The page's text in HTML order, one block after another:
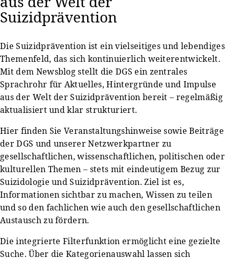
Suizidprävention
Die Suizidprävention ist ein vielseitiges und lebendiges
Themenfeld, das sich kontinuierlich weiterentwickelt.
Mit dem Newsblog stellt die DGS ein zentrales
Sprachrohr für Aktuelles, Hintergründe und Impulse
aus der Welt der Suizidprävention bereit – regelmäßig
aktualisiert und klar strukturiert.
Hier finden Sie Veranstaltungshinweise sowie Beiträge
der DGS und unserer Netzwerkpartner zu
gesellschaftlichen, wissenschaftlichen, politischen oder
kulturellen Themen – stets mit eindeutigem Bezug zur
Suizidologie und Suizidprävention. Ziel ist es,
Informationen sichtbar zu machen, Wissen zu teilen
und so den fachlichen wie auch den gesellschaftlichen
Austausch zu fördern.
Die integrierte Filterfunktion ermöglicht eine gezielte
Suche. Über die Kategorienauswahl lassen sich